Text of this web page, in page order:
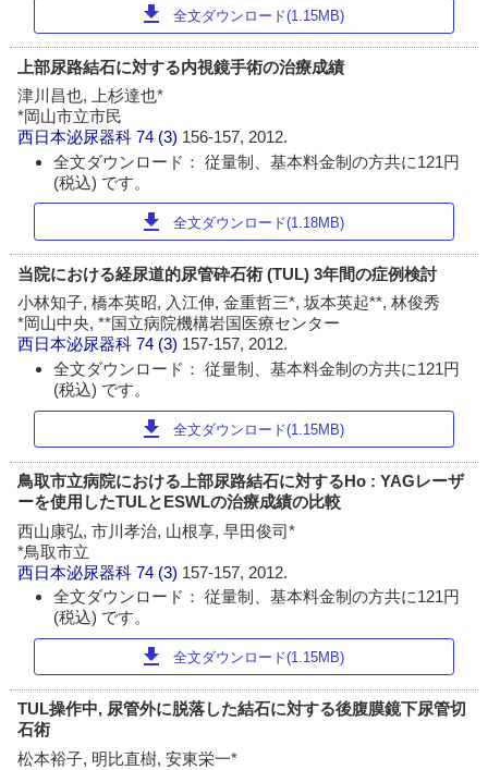
download 全文ダウンロード(1.15MB)
上部尿路結石に対する内視鏡手術の治療成績
津川昌也, 上杉達也*
*岡山市立市民
西日本泌尿器科 74 (3) 156-157, 2012.
全文ダウンロード： 従量制、基本料金制の方共に121円
(税込) です。
download 全文ダウンロード(1.18MB)
当院における経尿道的尿管砕石術 (TUL) 3年間の症例検討
小林知子, 橋本英昭, 入江伸, 金重哲三*, 坂本英起**, 林俊秀
*岡山中央, **国立病院機構岩国医療センター
西日本泌尿器科 74 (3) 157-157, 2012.
全文ダウンロード： 従量制、基本料金制の方共に121円
(税込) です。
download 全文ダウンロード(1.15MB)
鳥取市立病院における上部尿路結石に対するHo : YAGレーザ
ーを使用したTULとESWLの治療成績の比較
西山康弘, 市川孝治, 山根享, 早田俊司*
*鳥取市立
西日本泌尿器科 74 (3) 157-157, 2012.
全文ダウンロード： 従量制、基本料金制の方共に121円
(税込) です。
download 全文ダウンロード(1.15MB)
TUL操作中, 尿管外に脱落した結石に対する後腹膜鏡下尿管切
石術
松本裕子, 明比直樹, 安東栄一*